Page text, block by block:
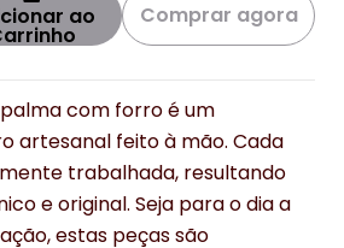
ao Comprar agora
com forro é um
artesanal feito à mão. Cada
trabalhada, resultando
e original. Seja para o dia a
estas peças são